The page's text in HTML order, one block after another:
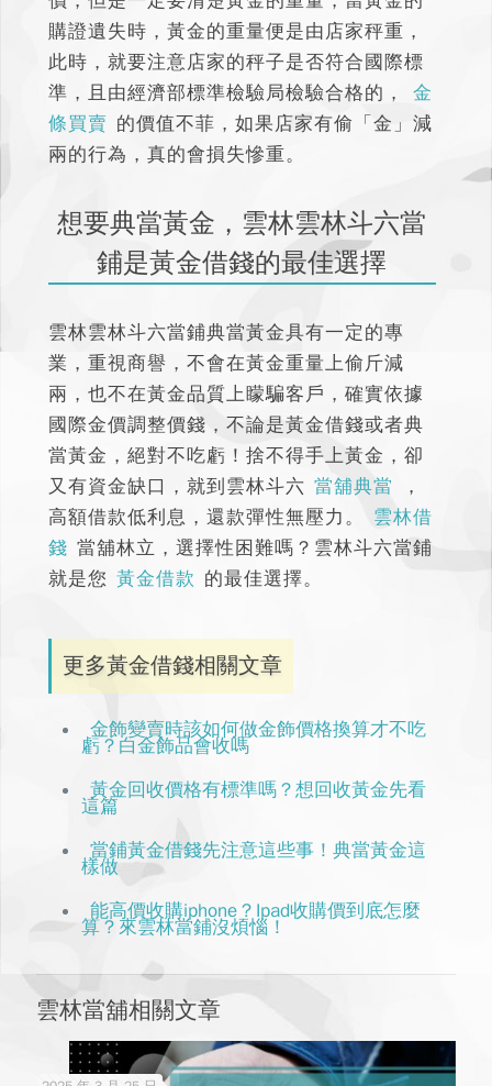
購證遺失時，黃金的重量便是由店家秤重，
此時，就要注意店家的秤子是否符合國際標
準，且由經濟部標準檢驗局檢驗合格的，
金
條買賣 的價值不菲，如果店家有偷「金」減
兩的行為，真的會損失慘重。
想要典當黃金，雲林雲林斗六當
鋪是黃金借錢的最佳選擇
雲林雲林斗六當鋪典當黃金具有一定的專
業，重視商譽，不會在黃金重量上偷斤減
兩，也不在黃金品質上矇騙客戶，確實依據
國際金價調整價錢，不論是黃金借錢或者典
當黃金，絕對不吃虧！捨不得手上黃金，卻
又有資金缺口，就到雲林斗六 當舖典當
，
高額借款低利息，還款彈性無壓力。
雲林借
錢 當舖林立，選擇性困難嗎？雲林斗六當鋪
就是您 黃金借款 的最佳選擇。
更多黃金借錢相關文章
金飾變賣時該如何做金飾價格換算才不吃
虧？白金飾品會收嗎
黃金回收價格有標準嗎？想回收黃金先看
這篇
當鋪黃金借錢先注意這些事！典當黃金這
樣做
能高價收購iphone？Ipad收購價到底怎麼
算？來雲林當鋪沒煩惱！
雲林當舖相關文章